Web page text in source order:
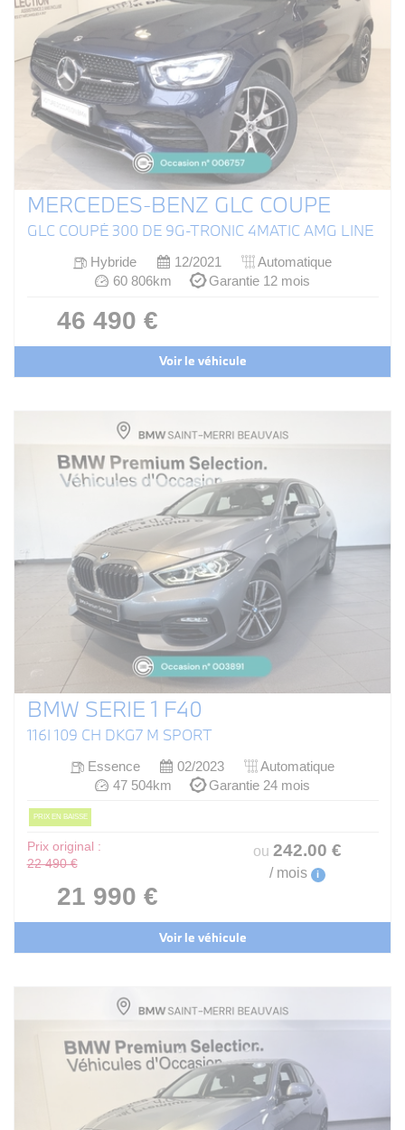
MERCEDES-BENZ GLC COUPE
GLC COUPÉ 300 DE 9G-TRONIC 4MATIC AMG LINE
Hybride 12/2021
Automatique
60 806km
Garantie 12 mois
46 490 €
Voir le véhicule
BMW SERIE 1 F40
116I 109 CH DKG7 M SPORT
Essence 02/2023
Automatique
47 504km
Garantie 24 mois
PRIX EN BAISSE
Prix original :
22 490 €
21 990 €
ou 242.00 €
/ mois i
Voir le véhicule